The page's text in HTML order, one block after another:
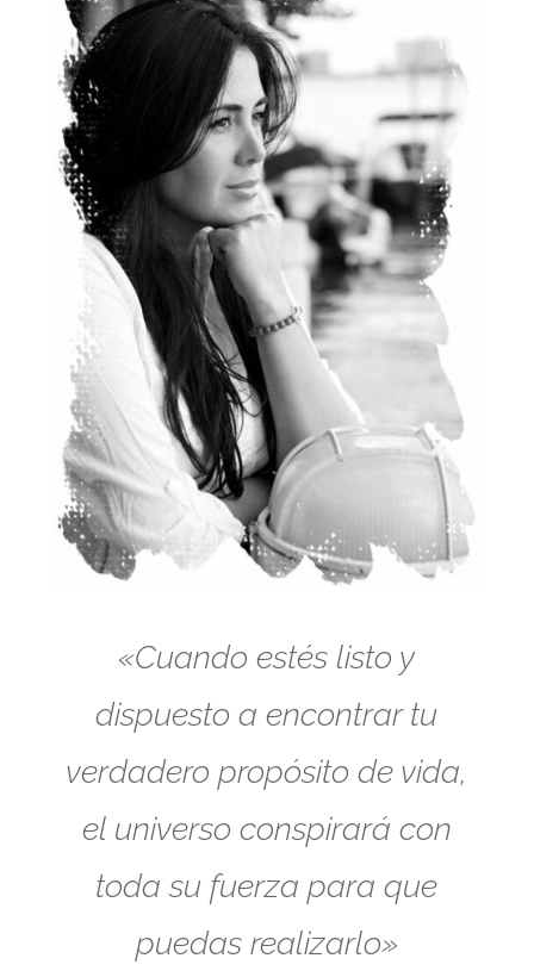
«Cuando estés listo y
dispuesto a encontrar tu
verdadero propósito de vida,
el universo conspirará con
toda su fuerza para que
puedas realizarlo»